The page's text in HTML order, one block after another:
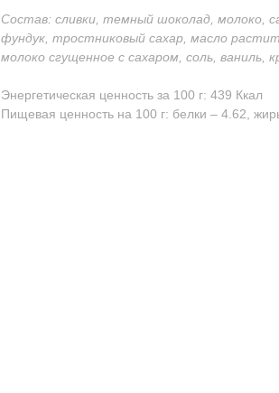
Состав: сливки, темный шоколад, молоко,
фундук, тростниковый сахар, масло
молоко сгущенное с сахаром, соль, ваниль,
Энергетическая ценность за 100 г: 439 Ккал
Пищевая ценность на 100 г: белки – 4.62,